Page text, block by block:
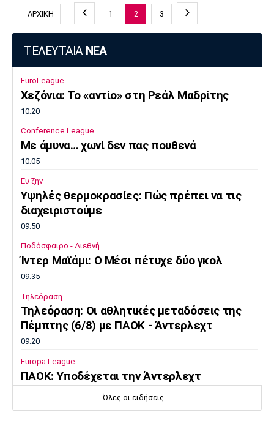
ΑΡΧΙΚΗ 1 2 3
ΤΕΛΕΥΤΑΙΑ ΝΕΑ
EuroLeague
Χεζόνια: Το «αντίο» στη Ρεάλ Μαδρίτης
10:20
Conference League
Με άμυνα… χωνί δεν πας πουθενά
10:05
Ευ ζην
Υψηλές θερμοκρασίες: Πώς πρέπει να τις
διαχειριστούμε
09:50
Ποδόσφαιρο - Διεθνή
Ίντερ Μαϊάμι: Ο Μέσι πέτυχε δύο γκολ
09:35
Τηλεόραση
Τηλεόραση: Οι αθλητικές μεταδόσεις της
Πέμπτης (6/8) με ΠΑΟΚ - Άντερλεχτ
09:20
Europa League
ΠΑΟΚ: Υποδέχεται την Άντερλεχτ
Κολύμβηση
Όλες οι ειδήσεις